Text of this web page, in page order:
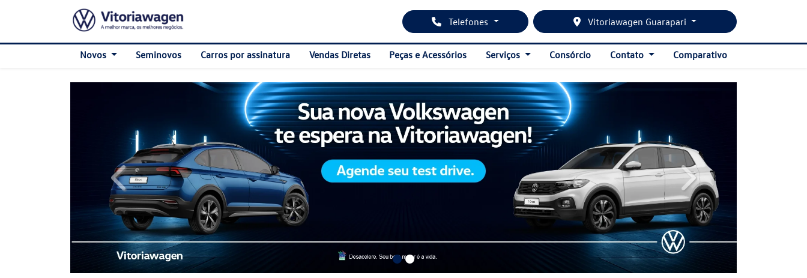
Telefones Vitoriawagen Guarapari
Novos Seminovos Carros por assinatura Vendas Diretas Peças e Acessórios Serviços Consórcio Contato Comparativo
templates.template-01.components.carousel.texts.control_prev templates.template-